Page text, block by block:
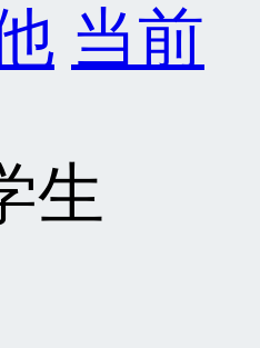
当前
生